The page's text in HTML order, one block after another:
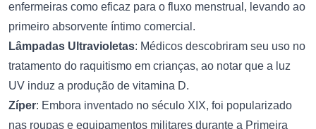
enfermeiras como eficaz para o fluxo menstrual, levando ao
primeiro absorvente íntimo comercial.
Lâmpadas Ultravioletas: Médicos descobriram seu uso no
tratamento do raquitismo em crianças, ao notar que a luz
UV induz a produção de vitamina D.
Zíper: Embora inventado no século XIX, foi popularizado
nas roupas e equipamentos militares durante a Primeira